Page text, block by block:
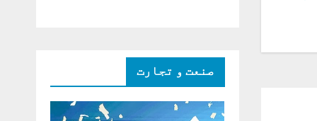
صنعت و تجارت